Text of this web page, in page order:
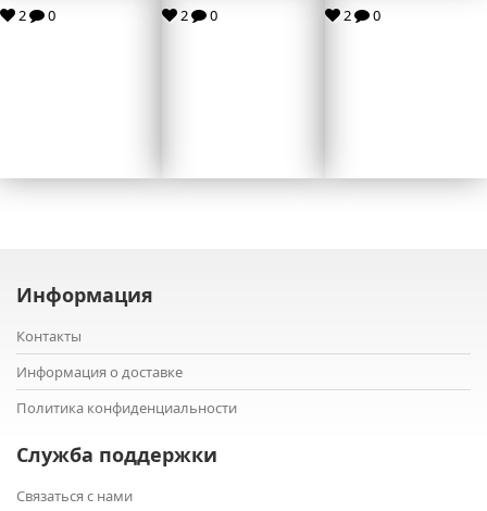
2 0 2 0 2 0
Информация
Контакты
Информация о доставке
Политика конфиденциальности
Служба поддержки
Связаться с нами